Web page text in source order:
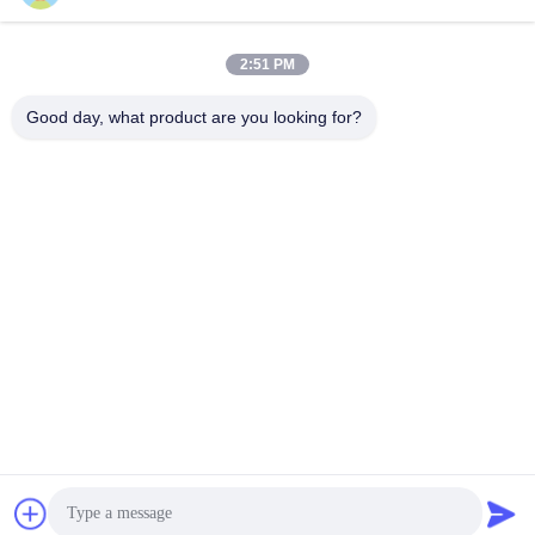
2:51 PM
Good day, what product are you looking for?